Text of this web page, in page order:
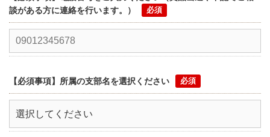
談がある方に連絡を行います。）
【必須事項】所属の支部名を選択ください